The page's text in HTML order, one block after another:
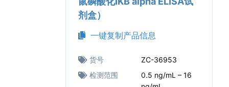
剂盒）
一键复制产品信息
货号
ZC-36953
检测范围
0.5 ng/mL – 16